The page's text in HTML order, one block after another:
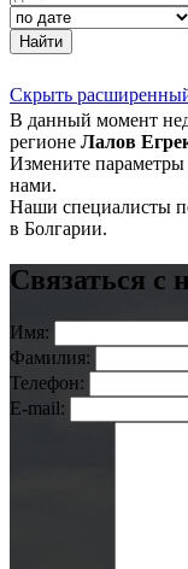
Найти
Скрыть
В данный момент
регионе Лалов
Измените параметры
нами.
Наши специалисты
в Болгарии.
Связаться с
Имя:
Фамилия:
Телефон:
E-mail: